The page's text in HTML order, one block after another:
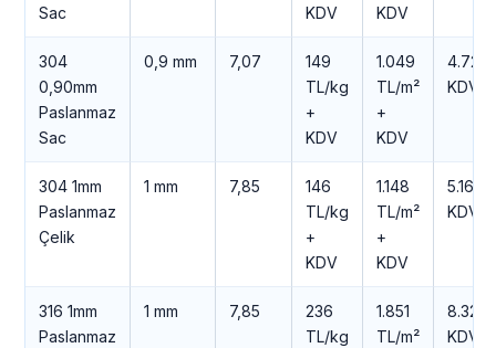
Sac KDV KDV
304
0,90mm
Paslanmaz
Sac
0,9 mm 7,07
149
TL/kg
+
KDV
1.049
TL/m²
+
KDV
4.723
KDV
304 1mm
Paslanmaz
Çelik
1 mm 7,85
146
TL/kg
+
KDV
1.148
TL/m²
+
KDV
5.164
KDV
316 1mm
Paslanmaz
1 mm 7,85
236
TL/kg
1.851
TL/m²
8.329
KDV